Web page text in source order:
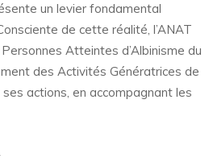
un levier fondamental
de cette réalité, l’ANAT
Atteintes d’Albinisme du
des Activités Génératrices de
actions, en accompagnant les